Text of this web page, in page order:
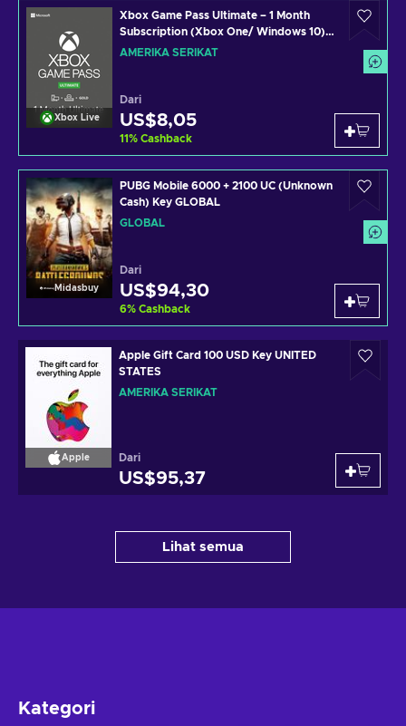
Xbox Live
Xbox Game Pass Ultimate – 1 Month
Subscription (Xbox One/ Windows 10)
non-stackable Xbox Live Key UNITED
AMERIKA SERIKAT
Dari
US$8,05
11% Cashback
Midasbuy
PUBG Mobile 6000 + 2100 UC (Unknown
Cash) Key GLOBAL
GLOBAL
Dari
US$94,30
6% Cashback
Apple
Apple Gift Card 100 USD Key UNITED
STATES
AMERIKA SERIKAT
Dari
US$95,37
Lihat semua
Kategori